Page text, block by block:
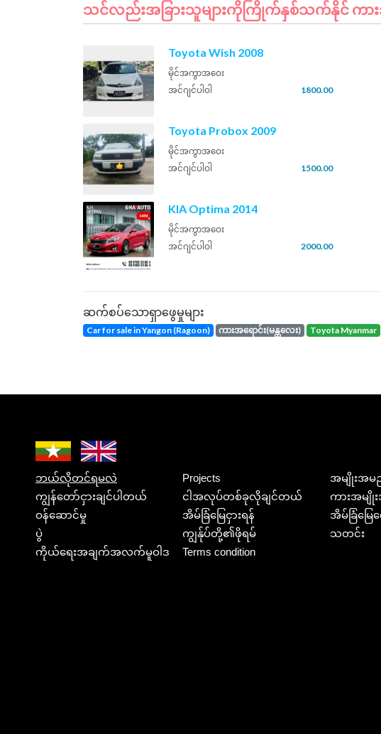
သင်လည်းအခြားသူများကိုကြိုက်နှစ်သက်နိုင် ကားအ
Toyota Wish 2008
မိုင်အကွာအဝေး
အင်ဂျင်ပါဝါ
1800.00
Toyota Probox 2009
မိုင်အကွာအဝေး
အင်ဂျင်ပါဝါ
1500.00
KIA Optima 2014
မိုင်အကွာအဝေး
အင်ဂျင်ပါဝါ
2000.00
ဆက်စပ်သောရှာဖွေမှုများ
Car for sale in Yangon (Ragoon) ကားအရောင်း(မန္တလေး) toyota Myanmar
ဘယ်လိုတင်ရမလဲ Projects
အမျိုးအ
ကျွန်တော်ငှားချင်ပါတယ်
ငါအလုပ်တစ်ခုလိုချင်တယ်
ကားအမျို
ဝန်ဆောင်မှု
အိမ်ခြံမြေငှားရန်
အိမ်ခြံမြေ
ပွဲ
ကျွန်ုပ်တို့၏ဖိုရမ်
သတင်း
ကိုယ်ရေးအချက်အလက်မူဝါဒ
Terms condition